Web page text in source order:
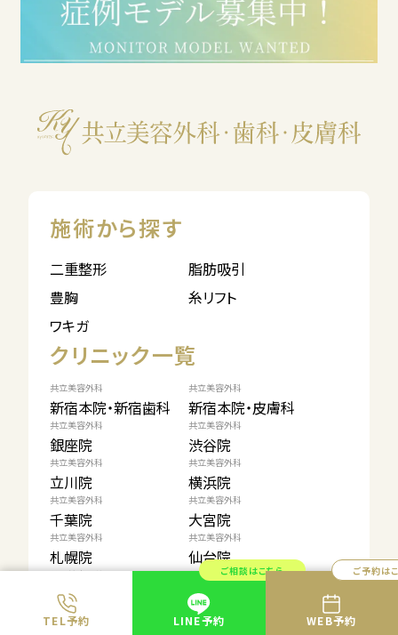
TEL予約
ご相談はこちら
LINE予約
ご予約は
WEB予約
施術から探す
二重整形
脂肪吸引
豊胸
糸リフト
ワキガ
クリニック一覧
共立美容外科
新宿本院・新宿歯科
共立美容外科
新宿本院・皮膚科
共立美容外科
銀座院
共立美容外科
渋谷院
共立美容外科
立川院
共立美容外科
横浜院
共立美容外科
千葉院
共立美容外科
大宮院
共立美容外科
札幌院
共立美容外科
仙台院
共立美容外科
浜松院
共立美容外科
名古屋院
共立美容外科 共立美容外科